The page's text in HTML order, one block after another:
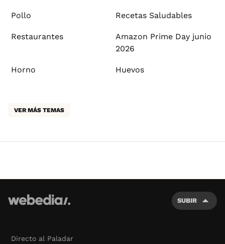
Pollo Recetas Saludables
Restaurantes
Amazon Prime Day junio
2026
Horno Huevos
VER MÁS TEMAS
SUBIR
Directo al Paladar